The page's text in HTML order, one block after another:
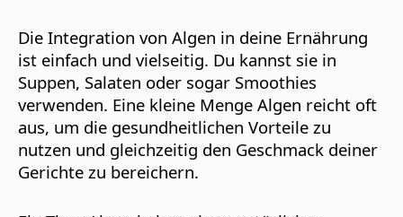
Die Integration von Algen in deine Ernährung
ist einfach und vielseitig. Du kannst sie in
Suppen, Salaten oder sogar Smoothies
verwenden. Eine kleine Menge Algen reicht oft
aus, um die gesundheitlichen Vorteile zu
nutzen und gleichzeitig den Geschmack deiner
Gerichte zu bereichern.